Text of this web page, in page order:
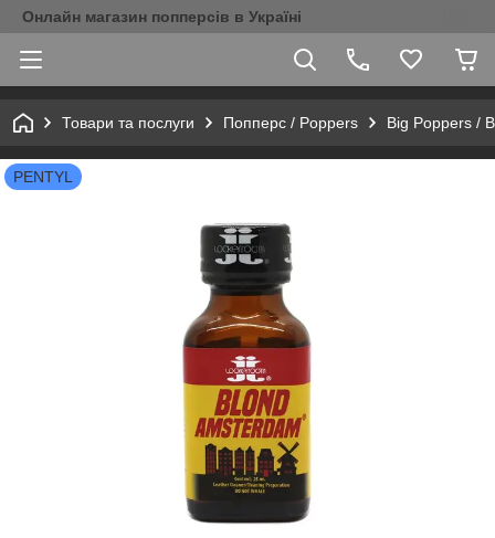
Онлайн магазин попперсів в Україні
Товари та послуги Попперс / Poppers Big Poppers /
PENTYL